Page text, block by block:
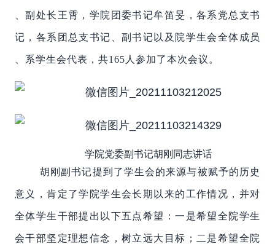
、副处长王霄，学院团委书记牟笛旻，各系党总支书
记，各系团总支书记、副书记以及院学生会全体成员
、系学生会代表，共165人参加了本次会议。
学院党委副书记胡刚同志讲话
胡刚副书记提到了学生会的来源与被赋予的历史
意义，肯定了学院学生会长期以来的工作情况，并对
全体学生干部提出以下五点希望：一是希望全院学生
会干部坚定理想信念，树立远大目标；二是希望全院